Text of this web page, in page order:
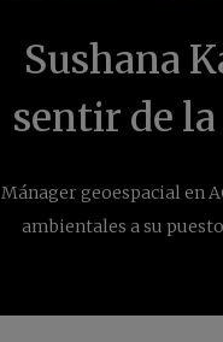
Sushana
sentir de
Mánager geoespacial en
ambientales a su